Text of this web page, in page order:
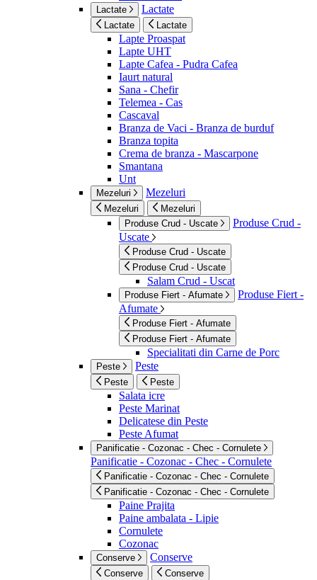
Lactate Lactate
Lactate Lactate
Lapte Proaspat
Lapte UHT
Lapte Cafea - Pudra Cafea
Iaurt natural
Sana - Chefir
Telemea - Cas
Cascaval
Branza de Vaci - Branza de burduf
Branza topita
Crema de branza - Mascarpone
Smantana
Unt
Mezeluri Mezeluri
Mezeluri
Mezeluri
Produse Crud - Uscate
Produse Crud -
Uscate
Produse Crud - Uscate
Produse Crud - Uscate
Salam Crud - Uscat
Produse Fiert - Afumate
Produse Fiert -
Afumate
Produse Fiert - Afumate
Produse Fiert - Afumate
Specialitati din Carne de Porc
Peste Peste
Peste Peste
Salata icre
Peste Marinat
Delicatese din Peste
Peste Afumat
Panificatie - Cozonac - Chec - Cornulete
Panificatie - Cozonac - Chec - Cornulete
Panificatie - Cozonac - Chec - Cornulete
Panificatie - Cozonac - Chec - Cornulete
Paine Prajita
Paine ambalata - Lipie
Cornulete
Cozonac
Conserve Conserve
Conserve Conserve